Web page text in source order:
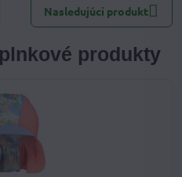
Nasledujúci produkt
produkty